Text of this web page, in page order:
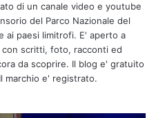
di un canale video e youtube
del Parco Nazionale del
ai paesi limitrofi. E' aperto a
scritti, foto, racconti ed
da scoprire. Il blog e' gratuito
marchio e' registrato.